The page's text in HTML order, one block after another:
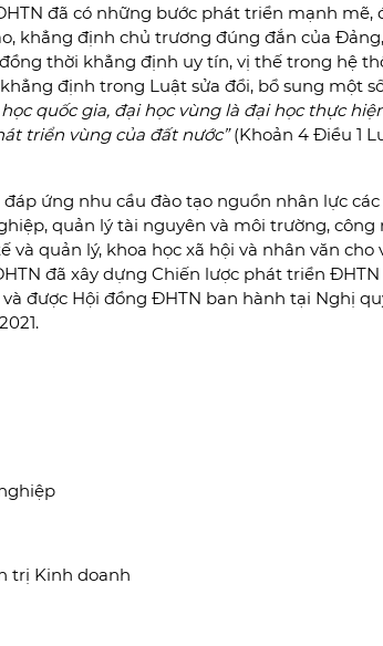
đã có những bước phát triển mạnh mẽ,
khẳng định chủ trương đúng đắn của
thời khẳng định uy tín, vị thế trong hệ
định trong Luật sửa đổi, bổ sung một
học quốc gia, đại học vùng là đại học thực
triển vùng của đất nước”(Khoản 4 Điều 1
ứng nhu cầu đào tạo nguồn nhân lực
quản lý tài nguyên và môi trường, công
và quản lý, khoa học xã hội và nhân văn
đã xây dựng Chiến lược phát triển ĐHTN
được Hội đồng ĐHTN ban hành tại Nghị
trị Kinh doanh